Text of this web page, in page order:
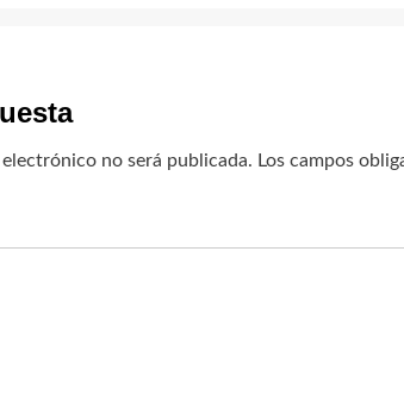
no será publicada. Los campos